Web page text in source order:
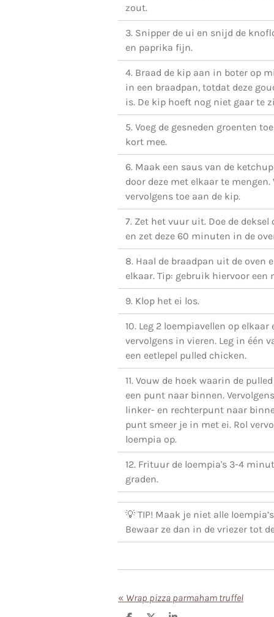
zout.
3. Snipper de ui en snijd de
en paprika fijn.
4. Braad de kip aan in boter op
in een braadpan, totdat deze
is. De kip hoeft nog niet gaar te
5. Voeg de gesneden groenten
kort mee.
6. Maak een saus van de
door deze met elkaar te mengen.
vervolgens toe aan de kip.
7. Zet het vuur uit. Doe de deksel
en zet deze 60 minuten in de
8. Haal de braadpan uit de oven
elkaar. Tip: gebruik hiervoor een
9. Klop het ei los.
10. Leg 2 loempiavellen op elkaar
vervolgens in vieren. Leg in één
een eetlepel pulled chicken.
11. Vouw de hoek waarin de
een punt naar binnen.
linker- en rechterpunt naar
punt smeer je in met ei. Rol
loempia op.
12. Frituur de loempia's 3-4
graden.
💡 TIP! Maak je niet alle
Bewaar ze dan in de vriezer tot
« Wrap pizza parmaham truffel